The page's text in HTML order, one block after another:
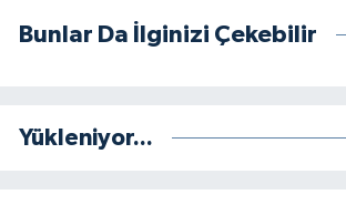
Bunlar Da İlginizi Çekebilir
Yükleniyor...